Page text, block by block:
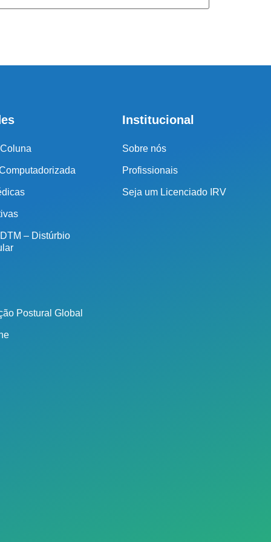
– Distúrbio
Postural Global
Institucional
Sobre nós
Profissionais
Seja um Licenciado IRV
Demais Localidades: